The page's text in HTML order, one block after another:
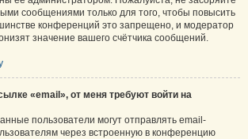
сообщениями только для того, чтобы повысить
конференций это запрещено, и модератор
значение вашего счётчика сообщений.
«email», от меня требуют войти на
пользователи могут отправлять email-
через встроенную в конференцию